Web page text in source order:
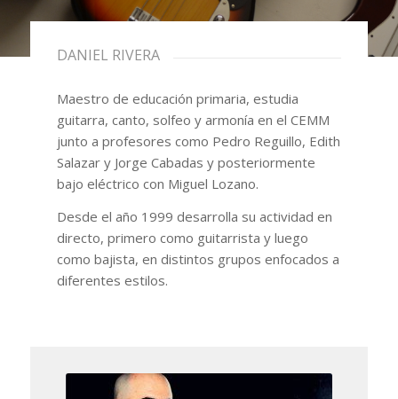
DANIEL RIVERA
Maestro de educación primaria, estudia
guitarra, canto, solfeo y armonía en el CEMM
junto a profesores como Pedro Reguillo, Edith
Salazar y Jorge Cabadas y posteriormente
bajo eléctrico con Miguel Lozano.
Desde el año 1999 desarrolla su actividad en
directo, primero como guitarrista y luego
como bajista, en distintos grupos enfocados a
diferentes estilos.